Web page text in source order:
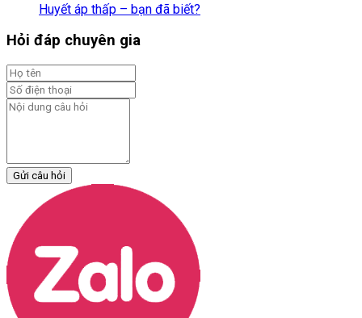
Huyết áp thấp – bạn đã biết?
Hỏi đáp chuyên gia
Gửi câu hỏi